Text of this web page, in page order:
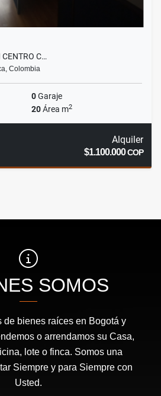
C…
Colombia
0Garaje
20Área m2
Alquiler
$1.100.000COP
SOMOS
de bienes raíces en Bogotá y
o arrendamos su Casa,
lote o finca. Somos una
Siempre y para Siempre con
Usted.